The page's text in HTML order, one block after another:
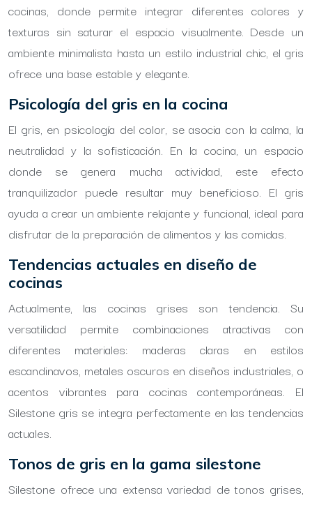
cocinas, donde permite integrar diferentes colores y
texturas sin saturar el espacio visualmente. Desde un
ambiente minimalista hasta un estilo industrial chic, el gris
ofrece una base estable y elegante.
Psicología del gris en la cocina
El gris, en psicología del color, se asocia con la calma, la
neutralidad y la sofisticación. En la cocina, un espacio
donde se genera mucha actividad, este efecto
tranquilizador puede resultar muy beneficioso. El gris
ayuda a crear un ambiente relajante y funcional, ideal para
disfrutar de la preparación de alimentos y las comidas.
Tendencias actuales en diseño de
cocinas
Actualmente, las cocinas grises son tendencia. Su
versatilidad permite combinaciones atractivas con
diferentes materiales: maderas claras en estilos
escandinavos, metales oscuros en diseños industriales, o
acentos vibrantes para cocinas contemporáneas. El
Silestone gris se integra perfectamente en las tendencias
actuales.
Tonos de gris en la gama silestone
Silestone ofrece una extensa variedad de tonos grises,